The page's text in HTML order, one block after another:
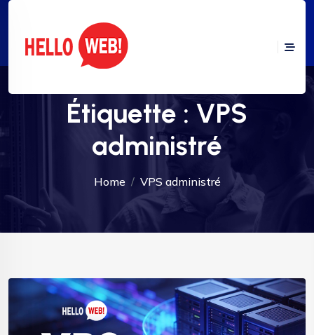
Étiquette : VPS
administré
Home VPS administré